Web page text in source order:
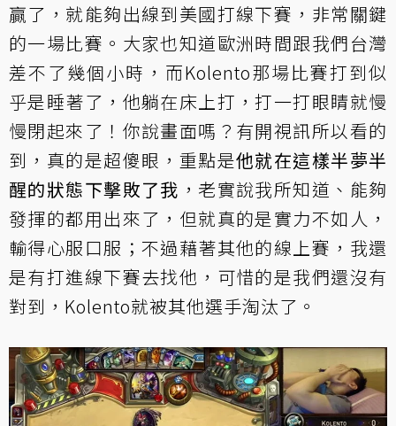
贏了，就能夠出線到美國打線下賽，非常關鍵
的一場比賽。大家也知道歐洲時間跟我們台灣
差不了幾個小時，而Kolento那場比賽打到似
乎是睡著了，他躺在床上打，打一打眼睛就慢
慢閉起來了！你說畫面嗎？有開視訊所以看的
到，真的是超傻眼，重點是他就在這樣半夢半
醒的狀態下擊敗了我 ，老實說我所知道、能夠
發揮的都用出來了，但就真的是實力不如人，
輸得心服口服；不過藉著其他的線上賽，我還
是有打進線下賽去找他，可惜的是我們還沒有
對到，Kolento就被其他選手淘汰了。